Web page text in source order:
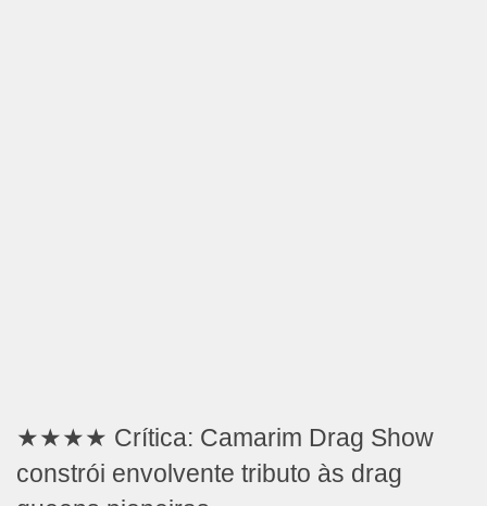
★★★★ Crítica: Camarim Drag Show
constrói envolvente tributo às drag